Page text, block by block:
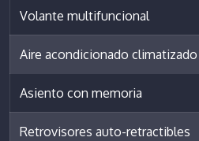
Volante multifuncional
Aire acondicionado climatizado
Asiento con memoria
Retrovisores auto-retractibles